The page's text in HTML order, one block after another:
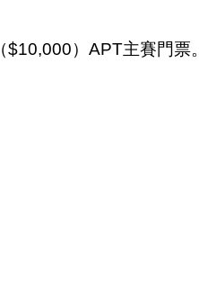
）APT主賽門票。